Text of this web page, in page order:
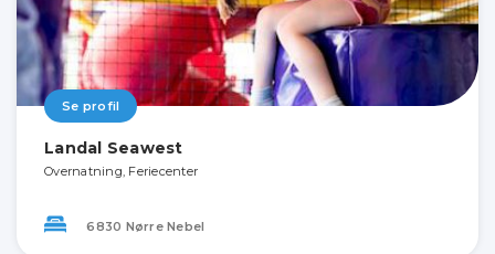
Se profil
Landal Seawest
Overnatning, Feriecenter
6830 Nørre Nebel